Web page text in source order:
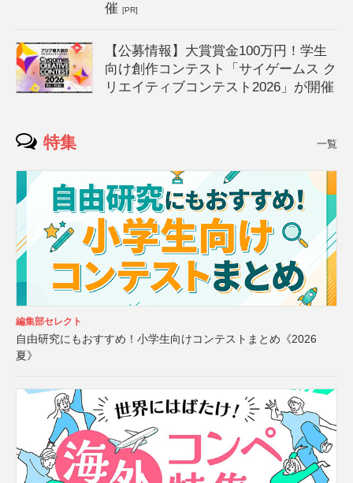
催[PR]
【公募情報】大賞賞金100万円！学生
向け創作コンテスト「サイゲームス ク
リエイティブコンテスト2026」が開催
特集 一覧
編集部セレクト
自由研究にもおすすめ！小学生向けコンテストまとめ《2026
夏》